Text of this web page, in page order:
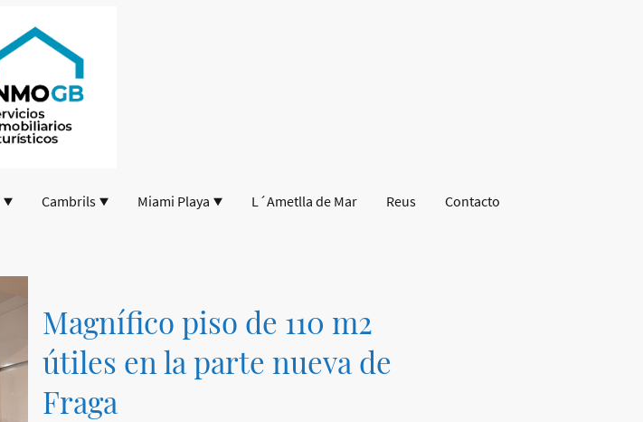
Cambrils Miami Playa L´Ametlla de Mar Reus Contacto
Magnífico piso de 110 m2
útiles en la parte nueva de
Fraga